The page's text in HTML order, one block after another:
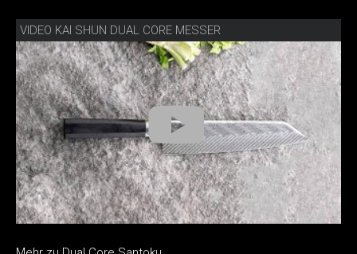
VIDEO KAI SHUN DUAL CORE MESSER